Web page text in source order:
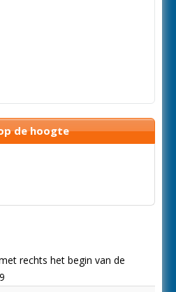
de hoogte
rechts het begin van de